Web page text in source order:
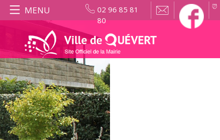
02 96 85 81
80
MENU